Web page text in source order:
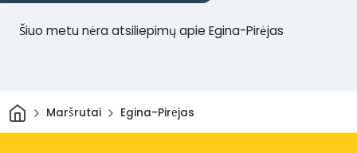
Šiuo metu nėra atsiliepimų apie Egina-Pirėjas
Pradžia
Maršrutai Egina-Pirėjas